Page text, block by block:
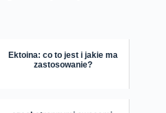
Ektoina: co to jest i jakie ma
zastosowanie?